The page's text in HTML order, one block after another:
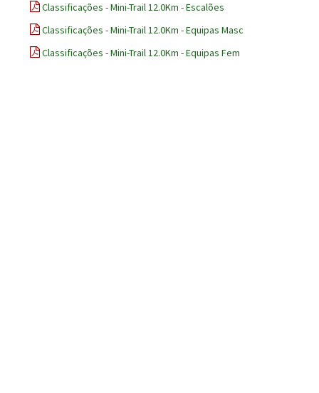
Classificações - Mini-Trail 12.0Km - Escalões
Classificações - Mini-Trail 12.0Km - Equipas Masc
Classificações - Mini-Trail 12.0Km - Equipas Fem